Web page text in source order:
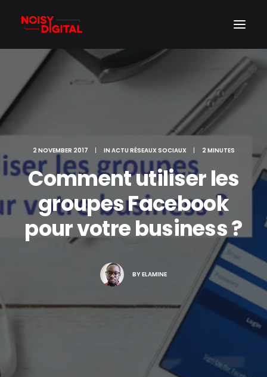
2 NOVEMBER 2017 | IN ACTU RÉSEAUX SOCIAUX | 2 MINUTES
Comment utiliser les
groupes Facebook
pour votre business ?
BYELAMINE